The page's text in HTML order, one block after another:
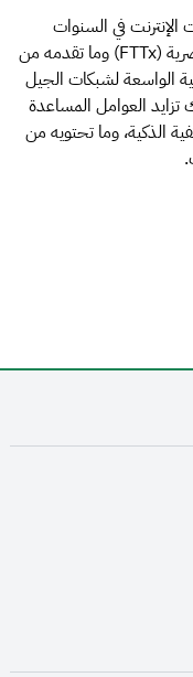
في السنوات
القليلة القادمة؛ نتيجة توفر شبكات الألياف البصرية (FTTx) وما تقدمه من
الواسعة لشبكات الجيل
تزايد العوامل المساعدة
الذكية، وما تحتويه من